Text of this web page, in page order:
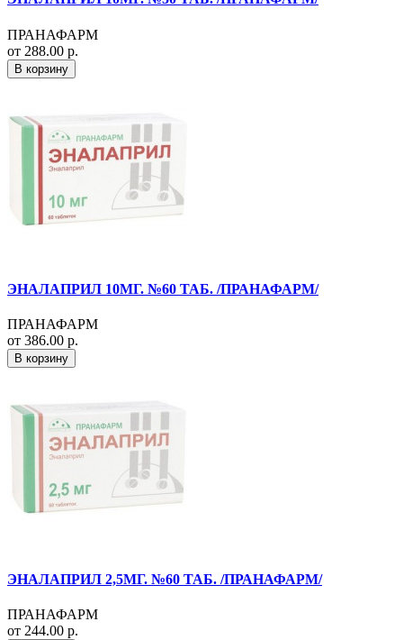
ПРАНАФАРМ
от 288.00 р.
В корзину
ЭНАЛАПРИЛ 10МГ. №60 ТАБ. /ПРАНАФАРМ/
ПРАНАФАРМ
от 386.00 р.
В корзину
ЭНАЛАПРИЛ 2,5МГ. №60 ТАБ. /ПРАНАФАРМ/
ПРАНАФАРМ
от 244.00 р.